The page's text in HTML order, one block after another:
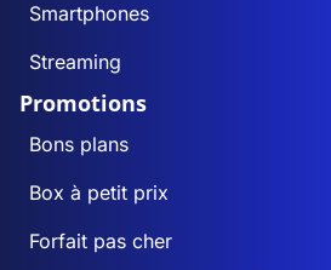
Smartphones
Streaming
Promotions
Bons plans
Box à petit prix
Forfait pas cher